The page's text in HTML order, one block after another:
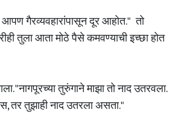
गैरव्यवहारांपासून दूर आहोत." तो
तुला आता मोठे पैसे कमवण्याची इच्छा होत
"नागपूरच्या तुरुंगाने माझा तो नाद उतरवला.
तर तुझाही नाद उतरला असता."